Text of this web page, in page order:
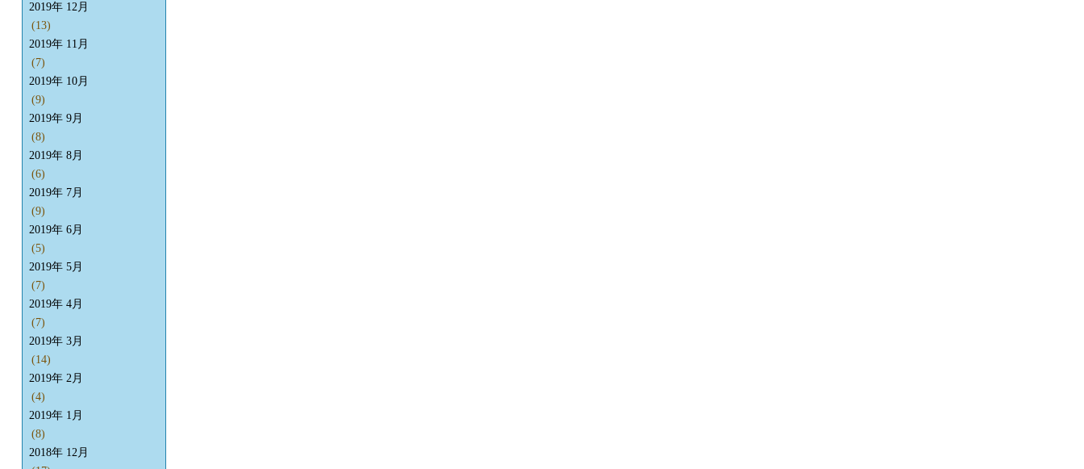
2019年 12月
(13)
2019年 11月
(7)
2019年 10月
(9)
2019年 9月
(8)
2019年 8月
(6)
2019年 7月
(9)
2019年 6月
(5)
2019年 5月
(7)
2019年 4月
(7)
2019年 3月
(14)
2019年 2月
(4)
2019年 1月
(8)
2018年 12月